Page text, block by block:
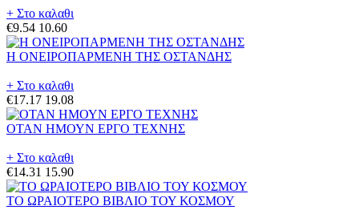
+ Στο καλαθι
€9.54 10.60
Η ΟΝΕΙΡΟΠΑΡΜΕΝΗ ΤΗΣ ΟΣΤΑΝΔΗΣ
+ Στο καλαθι
€17.17 19.08
ΟΤΑΝ ΗΜΟΥΝ ΕΡΓΟ ΤΕΧΝΗΣ
+ Στο καλαθι
€14.31 15.90
ΤΟ ΩΡΑΙΟΤΕΡΟ ΒΙΒΛΙΟ ΤΟΥ ΚΟΣΜΟΥ